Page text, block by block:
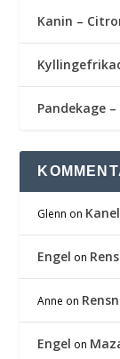
Kanin –
Pandekage
Glenn on
Engel on
Anne on
Engel on